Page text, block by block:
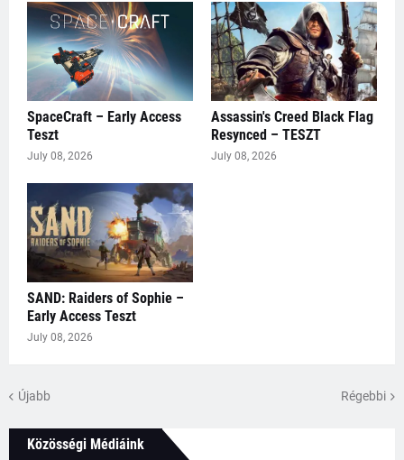
SpaceCraft – Early Access
Teszt
July 08, 2026
Assassin's Creed Black Flag
Resynced – TESZT
July 08, 2026
SAND: Raiders of Sophie –
Early Access Teszt
July 08, 2026
Újabb Régebbi
Közösségi Médiáink